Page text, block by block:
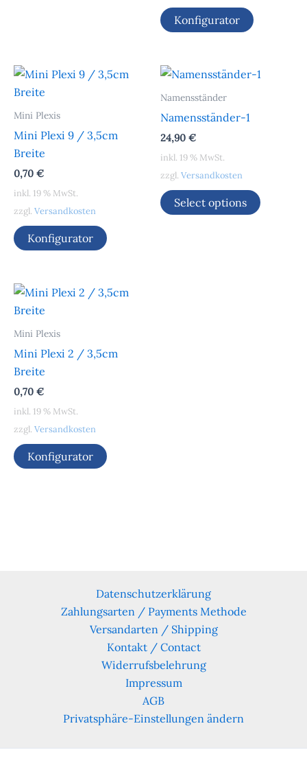
Konfigurator
Mini Plexis
Mini Plexi 9 / 3,5cm
Breite
0,70 €
inkl. 19 % MwSt.
zzgl. Versandkosten
Konfigurator
Namensständer
Namensständer-1
24,90 €
inkl. 19 % MwSt.
zzgl. Versandkosten
Select options
Mini Plexis
Mini Plexi 2 / 3,5cm
Breite
0,70 €
inkl. 19 % MwSt.
zzgl. Versandkosten
Konfigurator
Datenschutzerklärung
Zahlungsarten / Payments Methode
Versandarten / Shipping
Kontakt / Contact
Widerrufsbelehrung
Impressum
AGB
Privatsphäre-Einstellungen ändern